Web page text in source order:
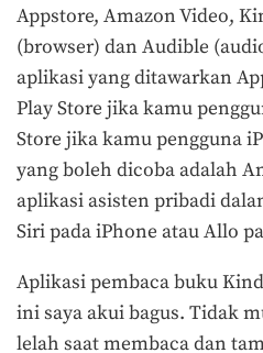
Appstore, Amazon Video,
(browser) dan Audible
aplikasi yang ditawarkan
Play Store jika kamu
Store jika kamu pengguna
yang boleh dicoba adalah
aplikasi asisten pribadi
Siri pada iPhone atau Allo
Aplikasi pembaca buku
ini saya akui bagus. Tidak
lelah saat membaca dan